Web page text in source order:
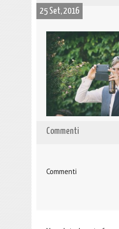
25 Set, 2016
Commenti
Commenti